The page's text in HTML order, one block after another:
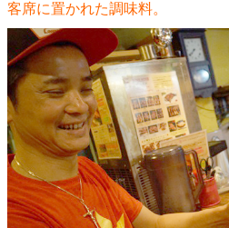
客席に置かれた調味料。